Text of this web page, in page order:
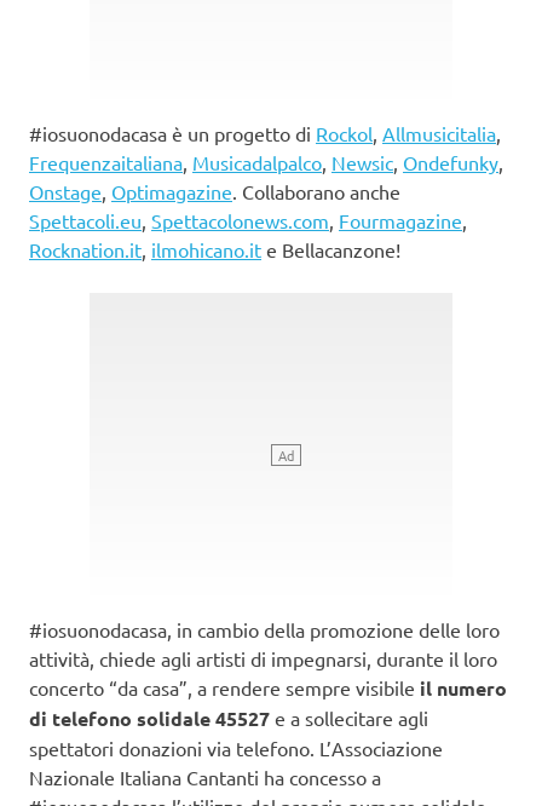
#iosuonodacasa è un progetto di Rockol Allmusicitalia
Frequenzaitaliana Musicadalpalco Newsic Ondefunky
Onstage Optimagazine . Collaborano anche
Spettacoli.eu Spettacolonews.com Fourmagazine
Rocknation.it ilmohicano.it e Bellacanzone!
#iosuonodacasa, in cambio della promozione delle loro
attività, chiede agli artisti di impegnarsi, durante il loro
concerto “da casa”, a rendere sempre visibile il numero
di telefono solidale 45527 e a sollecitare agli
spettatori donazioni via telefono. L’Associazione
Nazionale Italiana Cantanti ha concesso a